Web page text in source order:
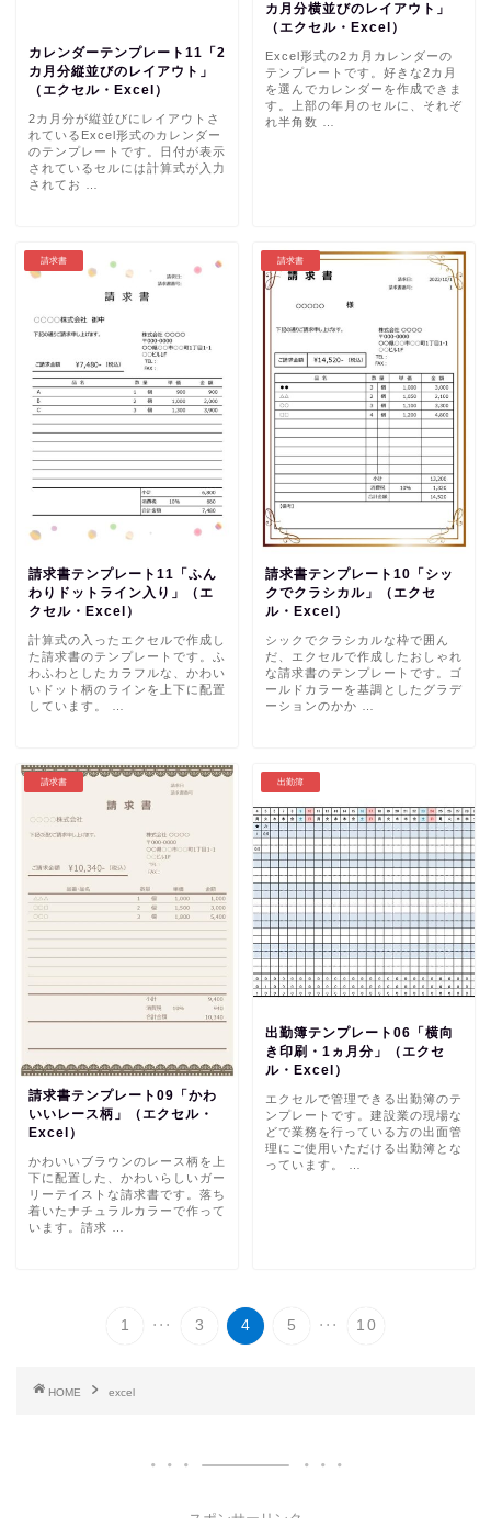
カレンダーテンプレート11「2
カ月分縦並びのレイアウト」
（エクセル・Excel）
2カ月分が縦並びにレイアウトさ
れているExcel形式のカレンダー
のテンプレートです。日付が表示
されているセルには計算式が入力
されてお …
カ月分横並びのレイアウト」
（エクセル・Excel）
Excel形式の2カ月カレンダーの
テンプレートです。好きな2カ月
を選んでカレンダーを作成できま
す。上部の年月のセルに、それぞ
れ半角数 …
請求書
請求書テンプレート11「ふん
わりドットライン入り」（エ
クセル・Excel）
計算式の入ったエクセルで作成し
た請求書のテンプレートです。ふ
わふわとしたカラフルな、かわい
いドット柄のラインを上下に配置
しています。 …
請求書
請求書テンプレート10「シッ
クでクラシカル」（エクセ
ル・Excel）
シックでクラシカルな枠で囲ん
だ、エクセルで作成したおしゃれ
な請求書のテンプレートです。ゴ
ールドカラーを基調としたグラデ
ーションのかか …
請求書
請求書テンプレート09「かわ
いいレース柄」（エクセル・
Excel）
かわいいブラウンのレース柄を上
下に配置した、かわいらしいガー
リーテイストな請求書です。落ち
着いたナチュラルカラーで作って
います。請求 …
出勤簿
出勤簿テンプレート06「横向
き印刷・1ヵ月分」（エクセ
ル・Excel）
エクセルで管理できる出勤簿のテ
ンプレートです。建設業の現場な
どで業務を行っている方の出面管
理にご使用いただける出勤簿とな
っています。 …
1 ... 3 4 5 ... 10
HOME excel